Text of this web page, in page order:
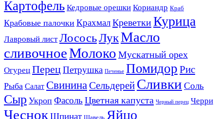
Картофель Кедровые орешки Кориандр Краб
Крабовые палочки КрахмалКреветкиКурица
Лавровый лист ЛососьЛукМасло
сливочноеМолоко Мускатный орех
Огурец ПерецПетрушка Печенье Помидор Рис
Рыба Салат Свинина Сельдерей Сливки Соль
Сыр Укроп Фасоль Цветная капуста Черный перец Черри
ЧеснокШпинат Щавель Яйцо